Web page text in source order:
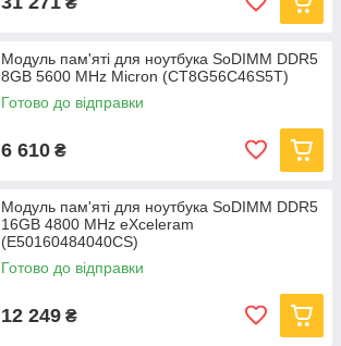
Модуль пам'яті для ноутбука SoDIMM DDR5
8GB 5600 MHz Micron (CT8G56C46S5T)
Готово до відправки
6 610 ₴
Модуль пам'яті для ноутбука SoDIMM DDR5
16GB 4800 MHz eXceleram
(E50160484040CS)
Готово до відправки
12 249 ₴